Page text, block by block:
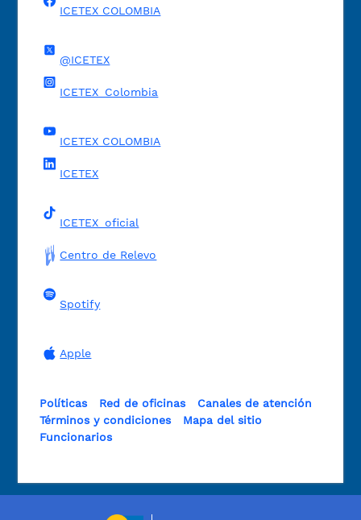
ICETEX COLOMBIA
@ICETEX
ICETEX_Colombia
ICETEX COLOMBIA
ICETEX
ICETEX_oficial
Centro de Relevo
Spotify
Apple
Políticas Red de oficinas
Canales de atención
Términos y condiciones
Mapa del sitio
Funcionarios